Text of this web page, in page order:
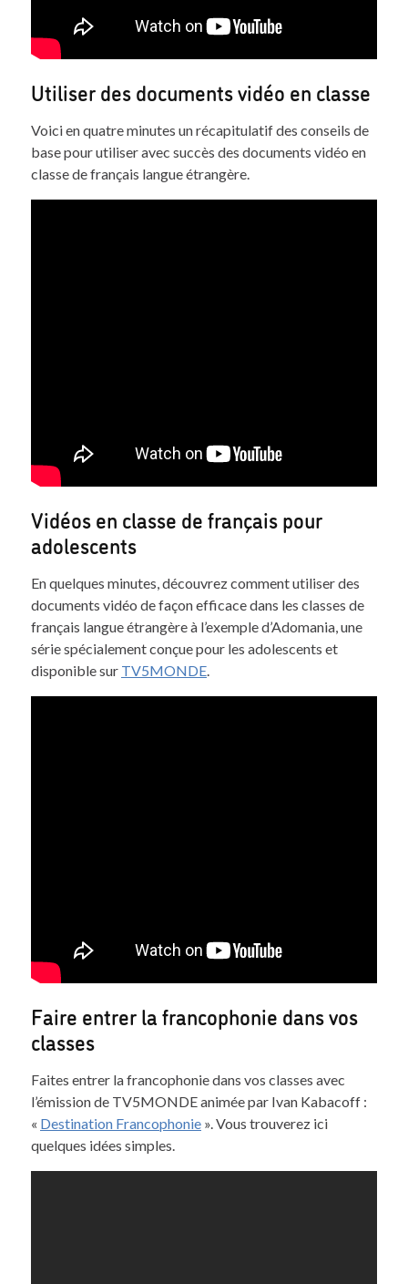
Utiliser des documents vidéo en classe
Voici en quatre minutes un récapitulatif des conseils de
base pour utiliser avec succès des documents vidéo en
classe de français langue étrangère.
Vidéos en classe de français pour
adolescents
En quelques minutes, découvrez comment utiliser des
documents vidéo de façon efficace dans les classes de
français langue étrangère à l’exemple d’Adomania, une
série spécialement conçue pour les adolescents et
disponible sur TV5MONDE.
Faire entrer la francophonie dans vos
classes
Faites entrer la francophonie dans vos classes avec
l’émission de TV5MONDE animée par Ivan Kabacoff :
« Destination Francophonie ». Vous trouverez ici
quelques idées simples.